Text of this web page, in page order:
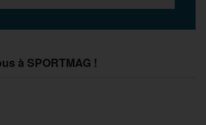
à SPORTMAG !